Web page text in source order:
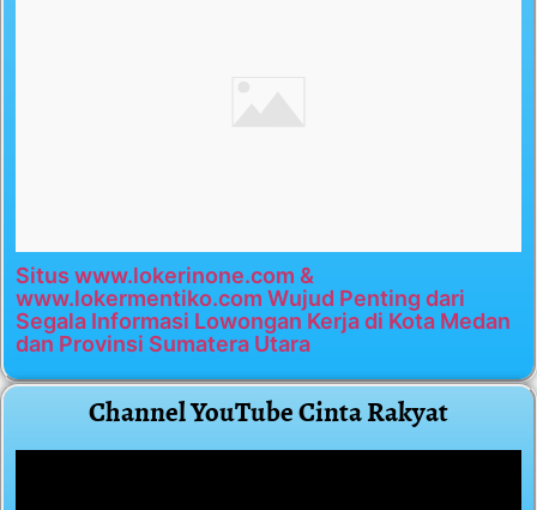
Situs www.lokerinone.com &
www.lokermentiko.com Wujud Penting dari
Segala Informasi Lowongan Kerja di Kota Medan
dan Provinsi Sumatera Utara
Channel YouTube Cinta Rakyat